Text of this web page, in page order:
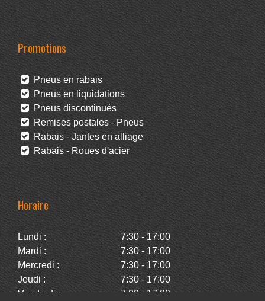
Promotions
Pneus en rabais
Pneus en liquidations
Pneus discontinués
Remises postales - Pneus
Rabais - Jantes en alliage
Rabais - Roues d'acier
Horaire
Lundi :
7:30 - 17:00
Mardi :
7:30 - 17:00
Mercredi :
7:30 - 17:00
Jeudi :
7:30 - 17:00
Vendredi :
7:30 - 17:00